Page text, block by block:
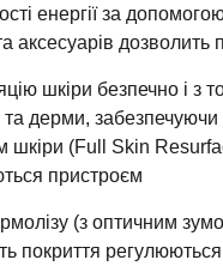
енергії за
аксесуарів
шкіри безпечно і з
дерми,
(Full Skin
пристроєм
(з оптичним
покриття